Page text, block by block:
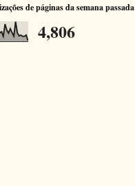
de páginas da semana passada
4,806